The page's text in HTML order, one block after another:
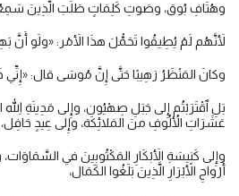
وهُتَافِ بُوق، وصَوتِ كَلِمَاتٍ طَلَبَ الَّذِينَ
لأَنَّهُم لَمْ يُطِيقُوا تَحَمُّلَ هذَا الأَمْر: «ولَو أَنَّ
وكانَ المَنْظَرُ رَهِيبًا حَتَّى إِنَّ مُوسَى قال: «إِنِّي
بَلِ ٱقْتَرَبْتُم إِلى جَبَلِ صِهْيُون، وإِلى مَدِينَةِ اللهِ
عَشَرَاتِ الأُلُوفِ منَ المَلائِكَة، وإِلى عِيدٍ حَافِل،
وإِلى كَنِيسَةِ الأَبْكَارِ المَكْتُوبِينَ في السَّمَاوَات،
أَرْواحِ الأَبْرَارِ الَّذِينَ بَلَغُوا الكَمَال،